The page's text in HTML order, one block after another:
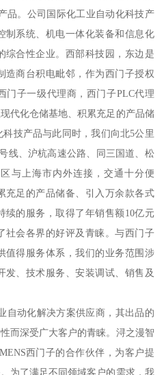
品。公司国际化工业自动化科技产
制系统、机电一体化装备和信息化
综合性企业。西部科技园，东边是
造商台积电毗邻，作为西门子授权
门子一级代理商，西门子PLC代理
代化仓储基地、积累充足的产品储
技产品与此同时，我们向北5公里
线、沪杭高速公路、同三国道、松
与上海市内外连接，交通十分便
充足的产品储备、引入万余款各式
续的服务，取得了年销售额10亿元
社会各界的好评及青睐。与西门子
值得服务体系，我们的业务范围涉
发、技术服务、安装调试、销售及
化解决方案供应商，其出品的
而深受广大客户的青睐。浔之漫智
西门子的合作伙伴，为客户提
为了满足不同领域客户的需求，我